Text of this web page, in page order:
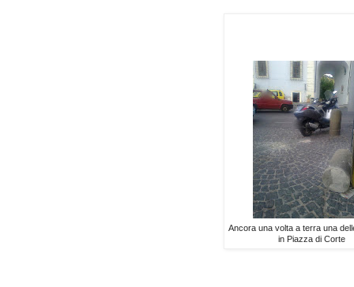
Ancora una volta a terra una
in Piazza di Corte